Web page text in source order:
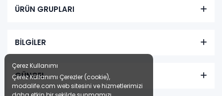
ÜRÜN GRUPLARI
BİLGİLER
GÜNCEL
Çerez Kullanımı
Çerez Kullanımı Çerezler (cookie),
modalife.com web sitesini ve hizmetlerimizi